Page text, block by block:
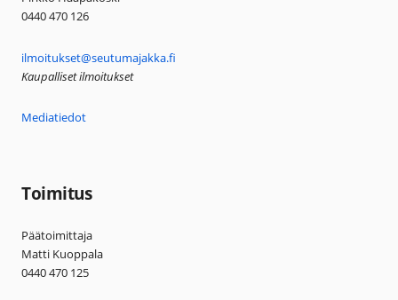
0440 470 126
ilmoitukset@seutumajakka.fi
Kaupalliset ilmoitukset
Mediatiedot
Toimitus
Päätoimittaja
Matti Kuoppala
0440 470 125